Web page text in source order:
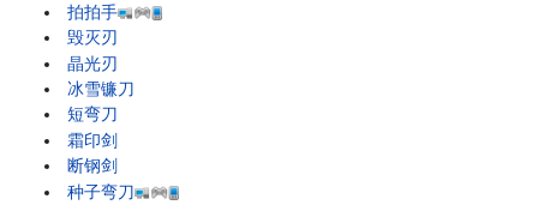
拍拍手
毁灭刃
晶光刃
冰雪镰刀
短弯刀
霜印剑
断钢剑
种子弯刀